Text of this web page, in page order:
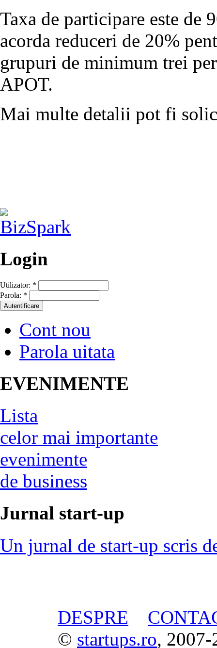
Taxa de participare este de
acorda reduceri de 20%
grupuri de minimum trei
APOT.
Mai multe detalii pot fi
Login
Utilizator: *
Parola: *
Cont nou
Parola uitata
EVENIMENTE
Lista
celor mai importante
evenimente
de business
Jurnal start-up
Un jurnal de start-up scris
DESPRE
© startups.ro, 2007-